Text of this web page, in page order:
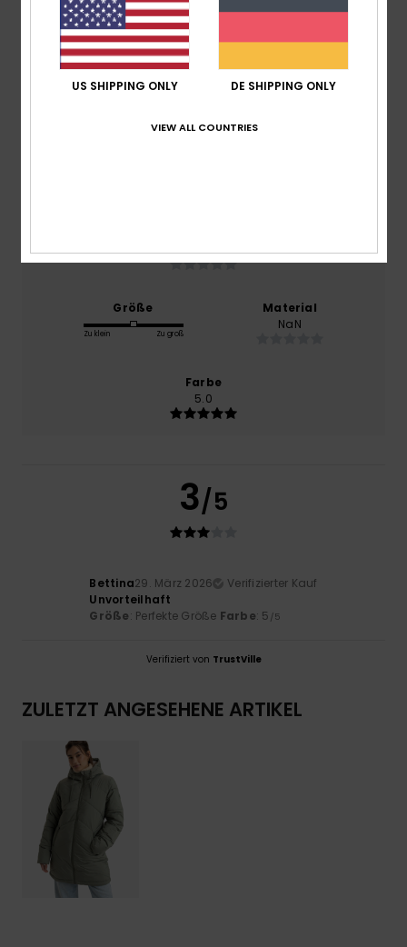
3.0
basierend auf1 verifizierten Bewertungen seit März
NaN
Größe
Zu klein Zu groß
Material
NaN
Farbe
5.0
3/5
Bettina29. März 2026
Verifizierter Kauf
Unvorteilhaft
Größe: Perfekte Größe Farbe: 5 /5
Verifiziert von TrustVille
ZULETZT ANGESEHENE ARTIKEL
US SHIPPING ONLY DE SHIPPING ONLY
VIEW ALL COUNTRIES